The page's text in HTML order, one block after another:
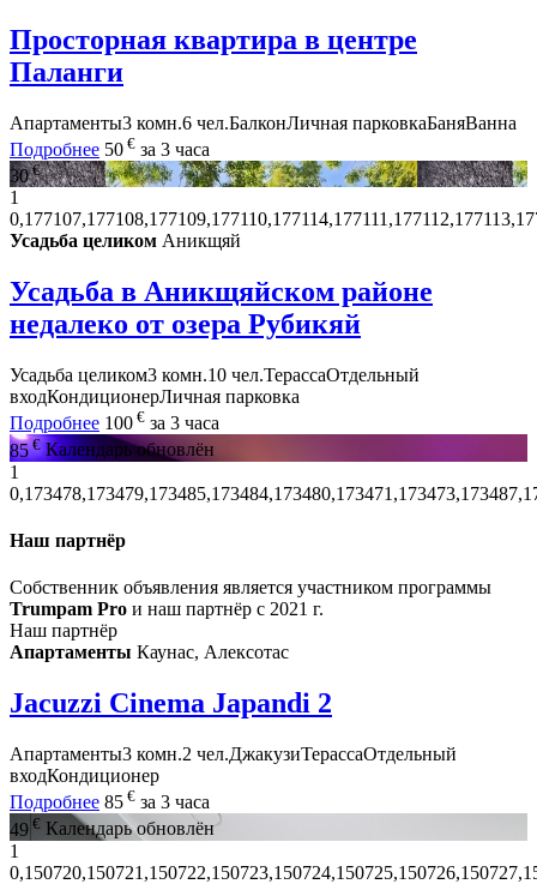
Просторная квартира в центре
Паланги
Апартаменты3 комн.6 чел.БалконЛичная парковкаБаняВанна
Подробнее 50 € за 3 часа
30€
1
Усадьба целиком Аникщяй
Усадьба в Аникщяйском районе
недалеко от озера Рубикяй
Усадьба целиком3 комн.10 чел.ТерассаОтдельный
входКондиционерЛичная парковка
Подробнее 100 € за 3 часа
85€ Календарь обновлён
1
Наш партнёр
Собственник объявления является участником программы
Trumpam Pro и наш партнёр с 2021 г.
Наш партнёр
Апартаменты Каунас, Алексотас
Jacuzzi Cinema Japandi 2
Апартаменты3 комн.2 чел.ДжакузиТерассаОтдельный
входКондиционер
Подробнее 85 € за 3 часа
49 € Календарь обновлён
1